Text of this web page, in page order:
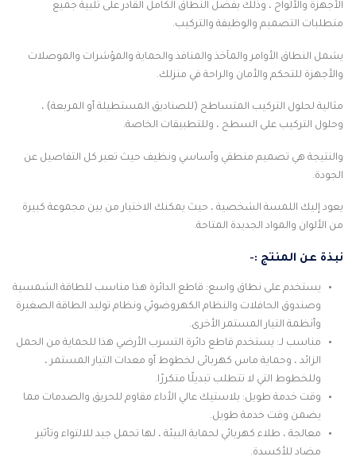
الأجهزة والألواح ، وذلك بفضل النطاق الكامل القادر على تلبية جميع
متطلبات التصميم والوظيفة والتركيب.
يشمل النطاق الأوامر والمآخذ والمنافذ والحماية والمؤشرات والموصلات
والأجهزة للتحكم والأمان والراحة في منزلك.
مثالية لحلول التركيب المتساطح (للصناديق المستطيلة أو المربعة) ،
وحلول التركيب على السطح ، وللتطبيقات الخاصة.
والنتيجة هي تصميم منطقي وأساسي ونظيف حيث تعبر كل التفاصيل عن
الجودة.
يعود إليك اللمسة الشخصية ، حيث يمكنك الاختيار من بين مجموعة كبيرة
من الألوان والمواد الجديدة المتاحة.
نبذة عن المنتج :-
يستخدم على نطاق واسع: قاطع الدائرة هذا مناسب للطاقة الشمسية
وصندوق الحافلات والنظام الكهروضوئي ونظام توليد الطاقة الصغيرة
وأنظمة التيار المستمر الأخرى.
مناسب لـ: يستخدم قاطع دائرة التسرب الأرضي هذا للحماية من الحمل
الزائد ، وحماية ماس كهربائى لخطوط أو معدات التيار المستمر ،
وللخطوط التي لا تتطلب تبديلًا متكررًا.
وقت خدمة طويل: بلاستيك عالي الأداء مقاوم للحريق والصدمات مما
يضمن وقت خدمة طويل.
معالجة ، طلاء كهربائي لحماية البيئة ، لها تحمل جيد للالتواء وتأثير
مضاد للأكسدة.